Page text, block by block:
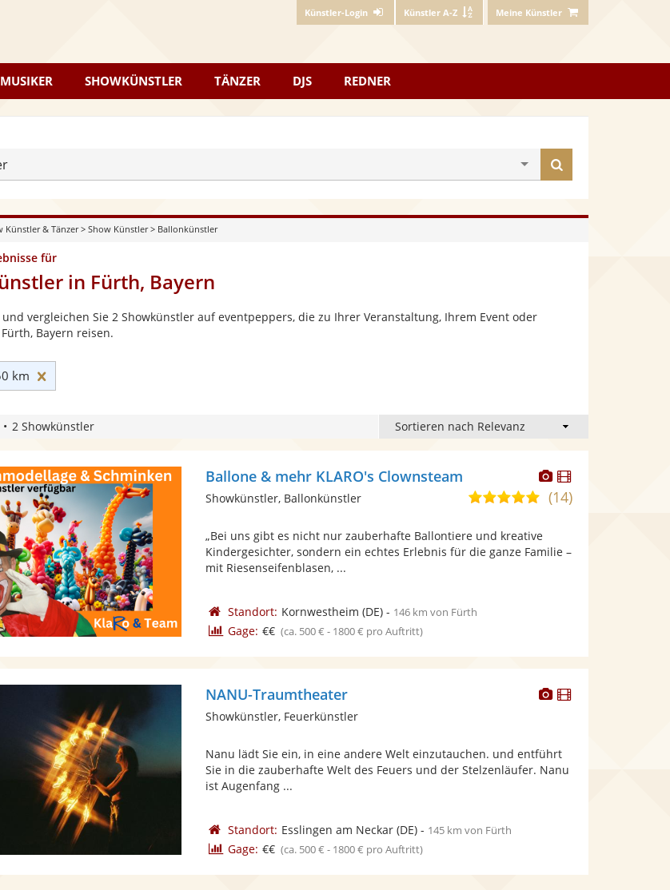
Künstler-Login Künstler A-Z Meine Künstler
SHOWKÜNSTLER TÄNZER DJS REDNER
finden
Künstler & Tänzer> Show Künstler> Ballonkünstler
für
in Fürth, Bayern
vergleichen Sie 2 Showkünstler auf eventpeppers, die zu Ihrer Veranstaltung, Ihrem Event oder
Bayern reisen.
km
2 Showkünstler
Dieser
Künstler
stellt
bereit.
Dieser
Künstler
Ballone & mehr KLARO's Clownsteam
5,0
5
Sternen
(14)
Showkünstler, Ballonkünstler
„Bei uns gibt es nicht nur zauberhafte Ballontiere und kreative
Kindergesichter, sondern ein echtes Erlebnis für die ganze Familie –
mit Riesenseifenblasen, ...
Standort: Kornwestheim (DE)- 146 km von Fürth
Gage: €€ (ca. 500 € - 1800 € pro Auftritt)
Dieser
bereit.
Dieser
NANU-Traumtheater
Showkünstler, Feuerkünstler
Nanu lädt Sie ein, in eine andere Welt einzutauchen. und entführt
Sie in die zauberhafte Welt des Feuers und der Stelzenläufer. Nanu
ist Augenfang ...
Standort: Esslingen am Neckar(DE)- 145 km von Fürth
Gage: €€ (ca. 500 € - 1800 € pro Auftritt)